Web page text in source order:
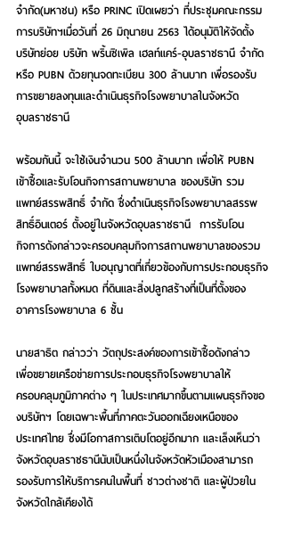
จำกัด(มหาชน) หรือ PRINC เปิดเผยว่า ที่ประชุมคณะกรรม
การบริษัทฯเมื่อวันที่ 26 มิถุนายน 2563 ได้อนุมัติให้จัดตั้ง
บริษัทย่อย บริษัท พริ้นซิเพิล เฮลท์แคร์-อุบลราชธานี จำกัด
หรือ PUBN ด้วยทุนจดทะเบียน 300 ล้านบาท เพื่อรองรับ
การขยายลงทุนและดำเนินธุรกิจโรงพยาบาลในจังหวัด
อุบลราชธานี
พร้อมกันนี้ จะใช้เงินจำนวน 500 ล้านบาท เพื่อให้ PUBN
เข้าซื้อและรับโอนกิจการสถานพยาบาล ของบริษัท รวม
แพทย์สรรพสิทธิ์ จำกัด ซึ่งดำเนินธุรกิจโรงพยาบาลสรรพ
สิทธิ์อินเตอร์ ตั้งอยู่ในจังหวัดอุบลราชธานี  การรับโอน
กิจการดังกล่าวจะครอบคลุมกิจการสถานพยาบาลของรวม
แพทย์สรรพสิทธิ์ ใบอนุญาตที่เกี่ยวข้องกับการประกอบธุรกิจ
โรงพยาบาลทั้งหมด ที่ดินและสิ่งปลูกสร้างที่เป็นที่ตั้งของ
อาคารโรงพยาบาล 6 ชั้น
นายสาธิต กล่าวว่า วัตถุประสงค์ของการเข้าซื้อดังกล่าว
เพื่อขยายเครือข่ายการประกอบธุรกิจโรงพยาบาลให้
ครอบคลุมภูมิภาคต่าง ๆ ในประเทศมากขึ้นตามแผนธุรกิจขอ
งบริษัทฯ โดยเฉพาะพื้นที่ภาคตะวันออกเฉียงเหนือของ
ประเทศไทย ซึ่งมีโอกาสการเติบโตอยู่อีกมาก และเล็งเห็นว่า
จังหวัดอุบลราชธานีนับเป็นหนึ่งในจังหวัดหัวเมืองสามารถ
รองรับการให้บริการคนในพื้นที่ ชาวต่างชาติ และผู้ป่วยใน
จังหวัดใกล้เคียงได้